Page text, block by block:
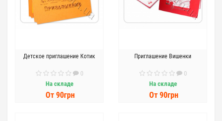
Детское приглашение Котик
0
На складе
От 90грн
Приглашение Вишенки
0
На складе
От 90грн